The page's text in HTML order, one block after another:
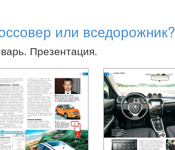
или вседорожник?
Презентация.